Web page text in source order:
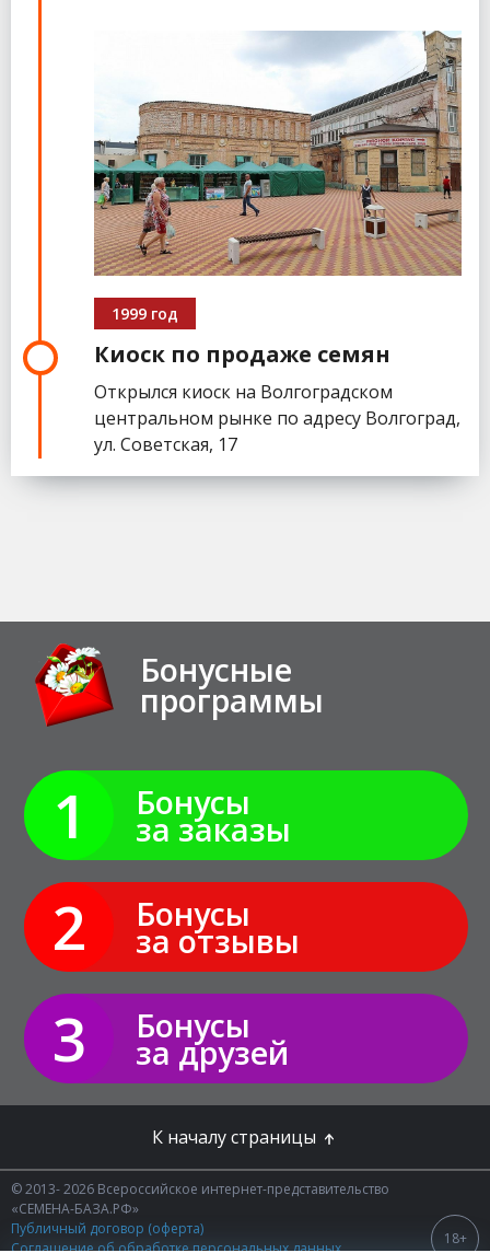
1999 год
Киоск по продаже семян
Открылся киоск на Волгоградском
центральном рынке по адресу Волгоград,
ул. Советская, 17
Бонусные
программы
1 Бонусы
за заказы
2 Бонусы
за отзывы
3 Бонусы
за друзей
К началу страницы
© 2013- 2026 Всероссийское интернет-представительство
«СЕМЕНА-БАЗА.РФ»
Публичный договор (оферта)
Соглашение об обработке персональных данных
18+